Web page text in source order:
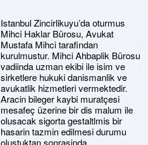
Istanbul Zincirlikuyu’da oturmus
Mihci Haklar Bürosu, Avukat
Mustafa Mihci tarafindan
kurulmustur. Mihci Ahbaplik Bürosu
vadiinda uzman ekibi ile isim ve
sirketlere hukuki danismanlik ve
avukatlik hizmetleri vermektedir.
Aracin bileger kaybi muratçesi
mesafeç üzerine bir dis malum ile
olusacak sigorta gestaltlmis bir
hasarin tazmin edilmesi durumu
olustuktan sonrasinda